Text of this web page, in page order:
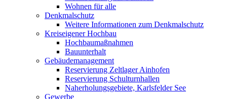
Wohnen für alle
Denkmalschutz
Weitere Informationen zum Denkmalschutz
Kreiseigener Hochbau
Hochbaumaßnahmen
Bauunterhalt
Gebäudemanagement
Reservierung Zeltlager Ainhofen
Reservierung Schulturnhallen
Naherholungsgebiete, Karlsfelder See
Gewerbe